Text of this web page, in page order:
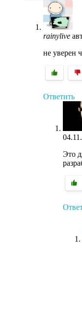
rainylive
не уверен
Ответить
Это